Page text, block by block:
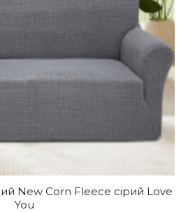
New Corn Fleece сірий Love
You